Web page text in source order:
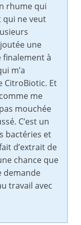
rhume qui
qui ne veut
une
finalement à
m’a
CitroBiotic. Et
me
mouchée
C’est un
bactéries et
d’extrait de
chance que
demande
travail avec